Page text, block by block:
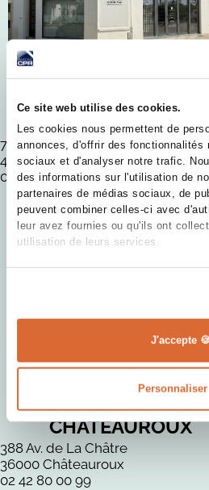
Ce site web utilise des cookies.
Les cookies nous permettent de
annonces, d'offrir des fonctionnalités
sociaux et d'analyser notre trafic.
des informations sur l'utilisation de
partenaires de médias sociaux, de
peuvent combiner celles-ci avec
leur avez fournies ou qu'ils ont
utilisation de leurs services.
J'accepte 🍪
Personnaliser
BLOIS
72 ter Av. du Président Wilson,
41000 Blois
02 34 59 74 00
AGENCE DE
CHÂTEAUROUX
388 Av. de La Châtre
36000 Châteauroux
02 42 80 00 99